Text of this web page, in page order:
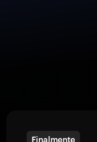
Finalmente